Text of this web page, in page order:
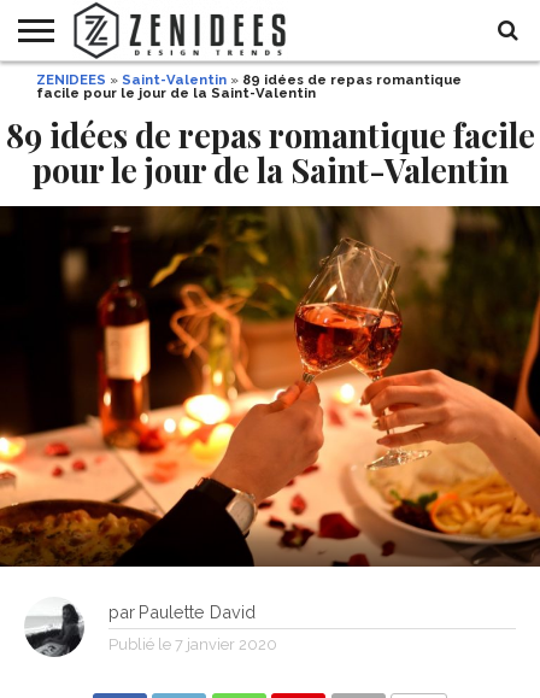
HOME
MAISON
DÉCO
JARDIN
DÉCO
DE
FÊTE
MODE
ET
BEAUTÉ
RECETTES
HALLOWEEN
ZENIDEES » Saint-Valentin » 89 idées de repas romantique
facile pour le jour de la Saint-Valentin
89 idées de repas romantique facile
pour le jour de la Saint-Valentin
par Paulette David
Publié le 7 janvier 2020